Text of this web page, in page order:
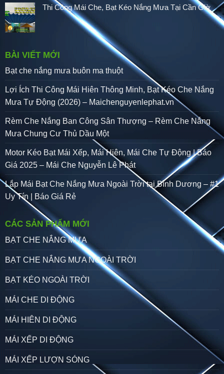
Thi Công Mái Che, Bạt Kéo Nắng Mưa Tại Cần Giờ
BÀI VIẾT MỚI
Bạt che nắng mưa buôn ma thuột
Lợi Ích Thi Công Mái Hiên Thông Minh, Bạt Kéo Che Nắng
Mưa Tự Động (2026) – Maichenguyenlephat.vn
Rèm Che Nắng Ban Công Sân Thượng – Rèm Che Nắng
Mưa Chung Cư Thủ Dầu Một
Motor Kéo Bạt Mái Xếp, Mái Hiên, Mái Che Tự Động | Báo
Giá 2025 – Mái Che Nguyễn Lê Phát
Lắp Mái Bạt Che Nắng Mưa Ngoài Trời tại Bình Dương – #1
Uy Tín | Báo Giá Rẻ
CÁC SẢN PHẨM MỚI
BẠT CHE NẮNG MƯA
BẠT CHE NẮNG MƯA NGOÀI TRỜI
BẠT KÉO NGOÀI TRỜI
MÁI CHE DI ĐỘNG
MÁI HIÊN DI ĐỘNG
MÁI XẾP DI ĐỘNG
MÁI XẾP LƯỢN SÓNG